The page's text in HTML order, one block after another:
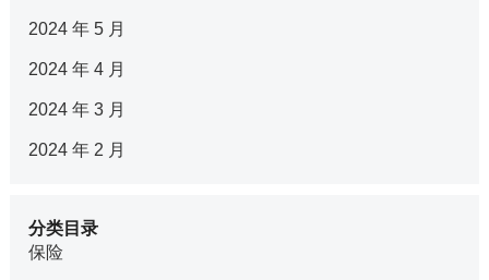
2024 年 5 月
2024 年 4 月
2024 年 3 月
2024 年 2 月
分类目录
保险